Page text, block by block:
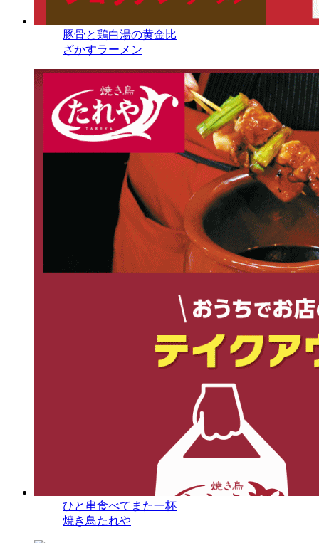
豚骨と鶏白湯の黄金比
ざかすラーメン
ひと串食べてまた一杯
焼き鳥たれや